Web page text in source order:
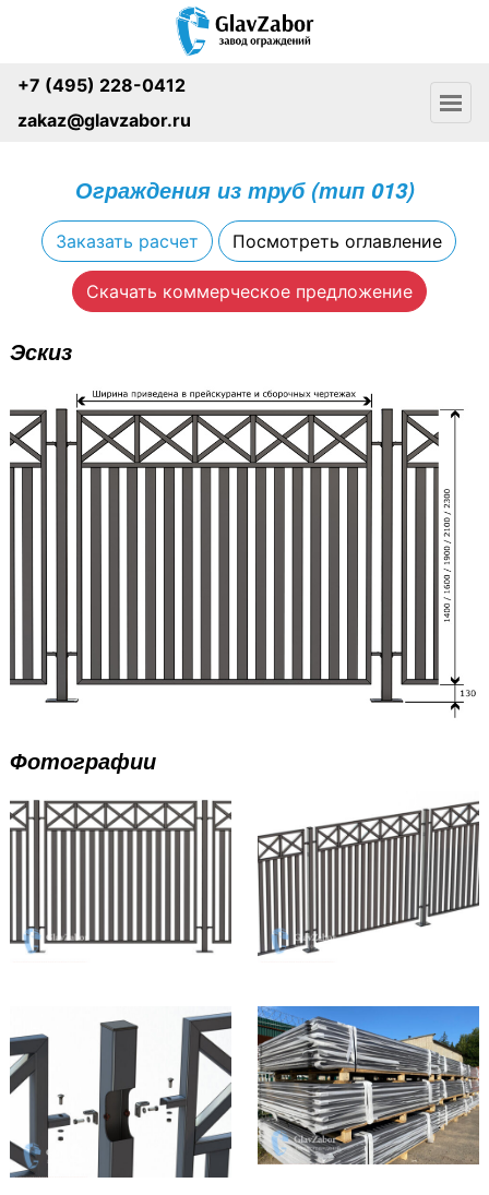
+7 (495) 228-0412
zakaz@glavzabor.ru
Ограждения из труб (тип 013)
Заказать расчет Посмотреть оглавление
Скачать коммерческое предложение
Эскиз
Фотографии